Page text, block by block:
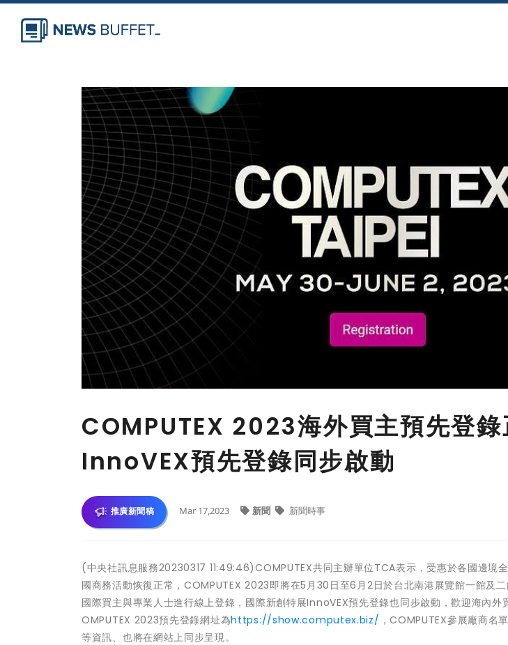
COMPUTEX 2023海外買主預先登
InnoVEX預先登錄同步啟動
推廣新聞稿 Mar 17,2023 新聞 新聞時事
(中央社訊息服務20230317 11:49:46)COMPUTEX共同主辦單位TCA表示，受惠於各國邊境
國商務活動恢復正常，COMPUTEX 2023即將在5月30日至6月2日於台北南港展覽館一館及
國際買主與專業人士進行線上登錄，國際新創特展InnoVEX預先登錄也同步啟動，歡迎海內外
OMPUTEX 2023預先登錄網址為https://show.computex.biz/ ，COMPUTEX參展廠商名
等資訊、也將在網站上同步呈現。